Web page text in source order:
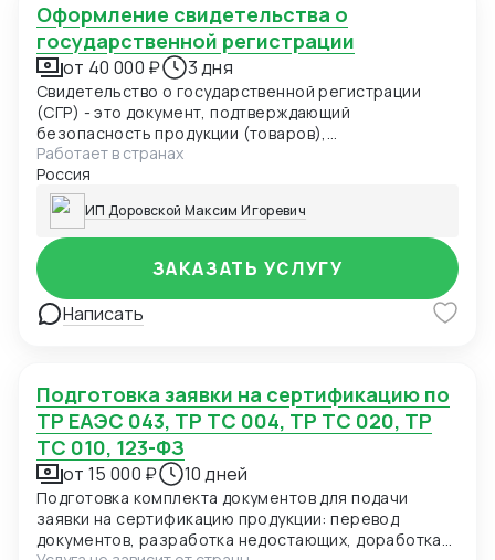
Оформление свидетельства о
государственной регистрации
от 40 000 ₽ 3 дня
Свидетельство о государственной регистрации
(СГР) - это документ, подтверждающий
безопасность продукции (товаров),
удостоверяющий соответствие продукции
(товаров) единым санитарно-эпидемиологическим
и гигиеническим требованиям и выдаваемый
уполномоченным органом в области санитарно-
эпидемиологического благополучия населения по
единой форме.
Работает в странах
Россия
ИП Доровской Максим Игоревич
Написать
ЗАКАЗАТЬ УСЛУГУ
Подготовка заявки на сертификацию по
ТР ЕАЭС 043, ТР ТС 004, ТР ТС 020, ТР
ТС 010, 123-ФЗ
от 15 000 ₽ 10 дней
Подготовка комплекта документов для подачи
заявки на сертификацию продукции: перевод
документов, разработка недостающих, доработка